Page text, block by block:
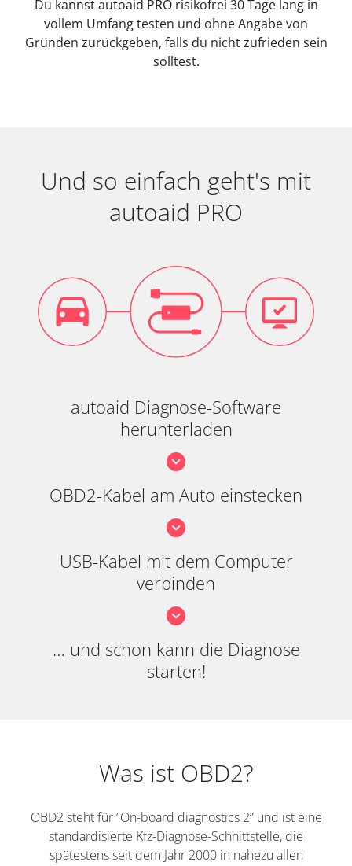
Du kannst autoaid PRO risikofrei 30 Tage lang in
vollem Umfang testen und ohne Angabe von
Gründen zurückgeben, falls du nicht zufrieden sein
solltest.
Und so einfach geht's mit
autoaid PRO
autoaid Diagnose-Software
herunterladen
OBD2-Kabel am Auto einstecken
USB-Kabel mit dem Computer
verbinden
… und schon kann die Diagnose
starten!
Was ist OBD2?
OBD2 steht für “On-board diagnostics 2” und ist eine
standardisierte Kfz-Diagnose-Schnittstelle, die
spätestens seit dem Jahr 2000 in nahezu allen